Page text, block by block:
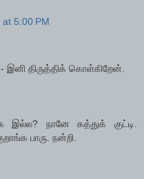
5:00 PM
- இனி திருத்திக் கொள்கிறேன்.
நானே கத்துக் குட்டி.
பாரு. நன்றி.